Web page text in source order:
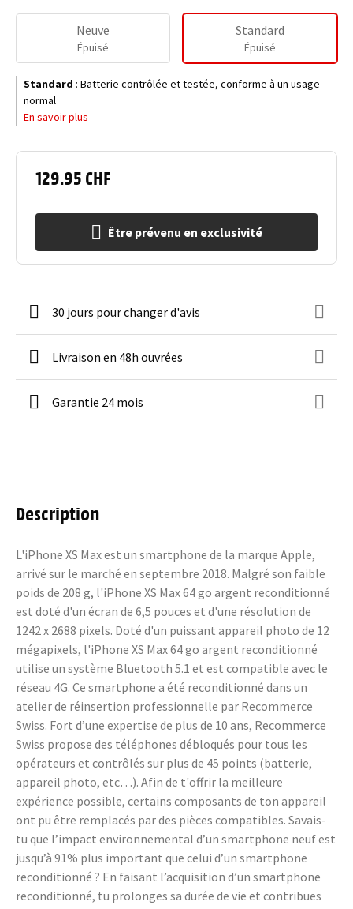
129.95 CHF
Être prévenu en exclusivité
Neuve
Épuisé
Standard
Épuisé
Standard : Batterie contrôlée et testée, conforme à un usage
normal
En savoir plus
30 jours pour changer d'avis
Livraison en 48h ouvrées
Garantie 24 mois
Description
L'iPhone XS Max est un smartphone de la marque Apple,
arrivé sur le marché en septembre 2018. Malgré son faible
poids de 208 g, l'iPhone XS Max 64 go argent reconditionné
est doté d'un écran de 6,5 pouces et d'une résolution de
1242 x 2688 pixels. Doté d'un puissant appareil photo de 12
mégapixels, l'iPhone XS Max 64 go argent reconditionné
utilise un système Bluetooth 5.1 et est compatible avec le
réseau 4G. Ce smartphone a été reconditionné dans un
atelier de réinsertion professionnelle par Recommerce
Swiss. Fort d’une expertise de plus de 10 ans, Recommerce
Swiss propose des téléphones débloqués pour tous les
opérateurs et contrôlés sur plus de 45 points (batterie,
appareil photo, etc…). Afin de t'offrir la meilleure
expérience possible, certains composants de ton appareil
ont pu être remplacés par des pièces compatibles. Savais-
tu que l’impact environnemental d’un smartphone neuf est
jusqu’à 91% plus important que celui d’un smartphone
reconditionné ? En faisant l’acquisition d’un smartphone
reconditionné, tu prolonges sa durée de vie et contribues